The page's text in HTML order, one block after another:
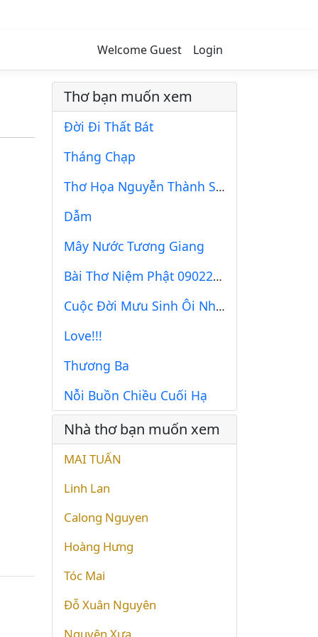
Welcome Guest Login
Thơ bạn muốn xem
Đời Đi Thất Bát
Tháng Chạp
Thơ Họa Nguyễn Thành Sáng & Tam Muội (364)
Dẫm
Mây Nước Tương Giang
Bài Thơ Niệm Phật 09022020
Cuộc Đời Mưu Sinh Ôi Những Số Phận
Love!!!
Thương Ba
Nỗi Buồn Chiều Cuối Hạ
Nhà thơ bạn muốn xem
MAI TUẤN
Linh Lan
Calong Nguyen
Hoàng Hưng
Tóc Mai
Đỗ Xuân Nguyên